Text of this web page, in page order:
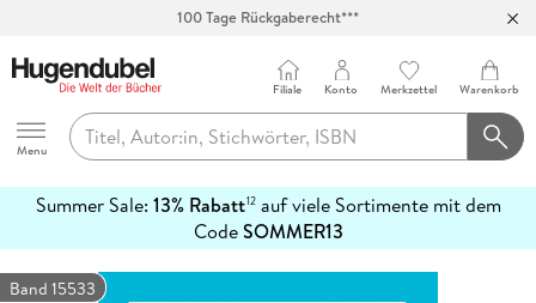
100 Tage Rückgaberecht***
Hugendubel
Menu
Filiale Konto Merkzettel Warenkorb
Summer Sale: 13% Rabatt12auf viele Sortimente mit dem
CodeSOMMER13
erfahren
Band 15533